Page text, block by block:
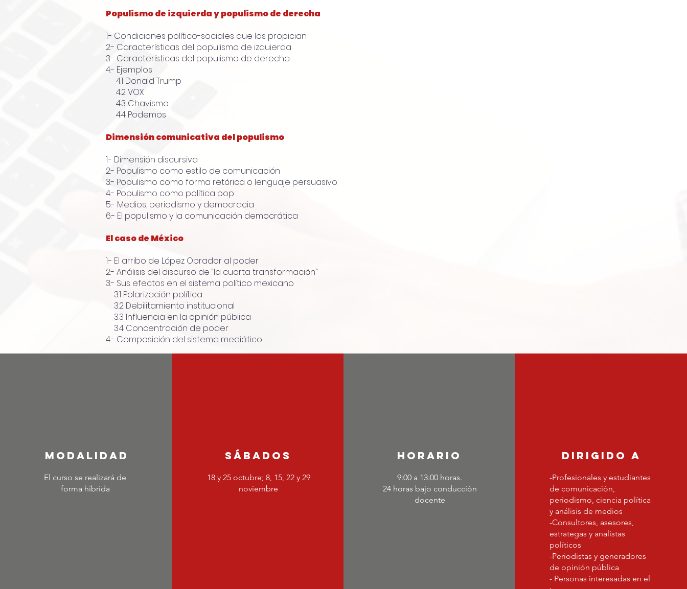
Populismo de izquierda y populismo de derecha
1.- Condiciones político-sociales que los propician
2.- Características del populismo de izquierda
3.- Características del populismo de derecha
4.- Ejemplos
4.1 Donald Trump
4.2 VOX
4.3 Chavismo
4.4 Podemos
Dimensión comunicativa del populismo
1.- Dimensión discursiva
2.- Populismo como estilo de comunicación
3.- Populismo como forma retórica o lenguaje persuasivo
4.- Populismo como política pop
5.- Medios, periodismo y democracia
6.- El populismo y la comunicación democrática
El caso de México
1.- El arribo de López Obrador al poder
2.- Análisis del discurso de “la cuarta transformación”
3.- Sus efectos en el sistema político mexicano
3.1 Polarización política
3.2 Debilitamiento institucional
3.3 Influencia en la opinión pública
3.4 Concentración de poder
4.- Composición del sistema mediático
MODALIDAD
El curso se realizará de
forma híbrida
Sábados
18 y 25 octubre; 8, 15, 22 y 29
noviembre
horario
9:00 a 13:00 horas.
24 horas bajo conducción
docente
dirigido a
-Profesionales y estudiantes
de comunicación,
periodismo, ciencia política
y análisis de medios
-Consultores, asesores,
estrategas y analistas
políticos
-Periodistas y generadores
de opinión pública
- Personas interesadas en el